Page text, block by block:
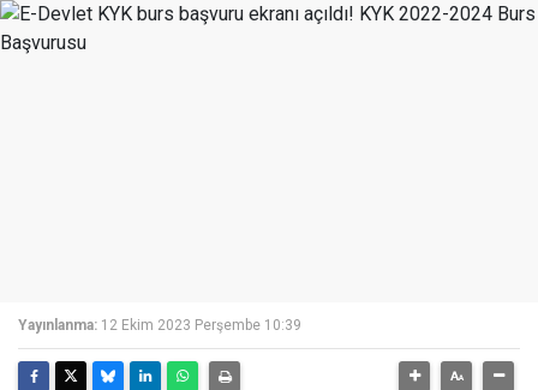
Yayınlanma: 12 Ekim 2023 Perşembe 10:39